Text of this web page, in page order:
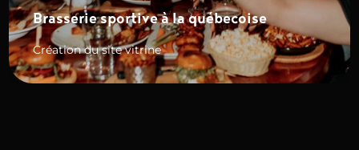
Brasserie sportive à la québecoise
Création du site vitrine